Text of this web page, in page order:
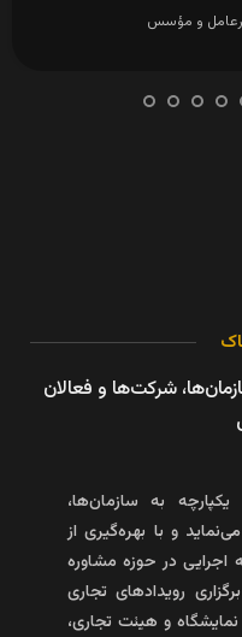
و مؤسس
شرکت‌ها و فعالان
به سازمان‌‌ها،
و با بهره‌‌گیری از
اجرایی در حوزه مشاوره
رویدادهای تجاری
و هیئت تجاری،